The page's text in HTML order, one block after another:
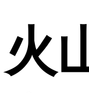
火